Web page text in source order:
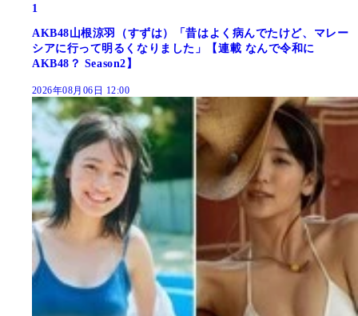
1
AKB48山根涼羽（すずは）「昔はよく病んでたけど、マレー
シアに行って明るくなりました」【連載 なんで令和に
AKB48？ Season2】
2026年08月06日 12:00